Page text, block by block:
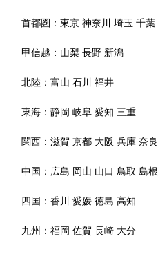
首都圏：東京 神奈川 埼玉 千葉
甲信越： 山梨 長野 新潟
北陸：富山 石川 福井
東海：静岡 岐阜 愛知 三重
関西：滋賀 京都 大阪 兵庫 奈良
中国： 広島 岡山 山口 鳥取 島根
四国：香川 愛媛 徳島 高知
九州：福岡 佐賀 長崎 大分